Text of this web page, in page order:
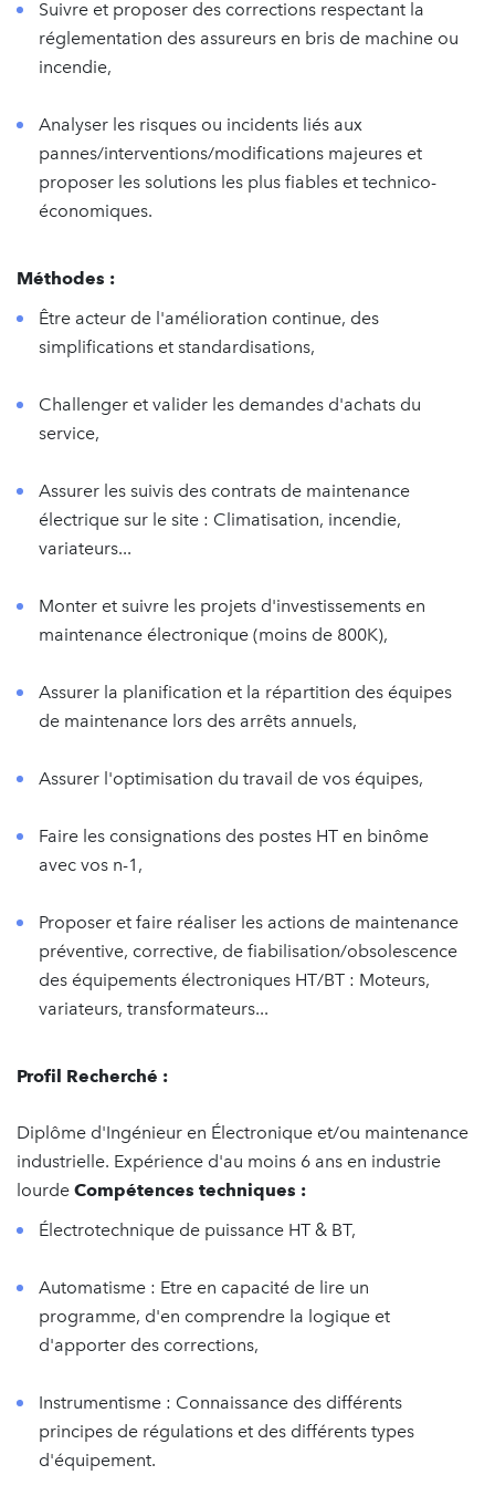
Suivre et proposer des corrections respectant la
réglementation des assureurs en bris de machine ou
incendie,
Analyser les risques ou incidents liés aux
pannes/interventions/modifications majeures et
proposer les solutions les plus fiables et technico-
économiques.
Méthodes :
Être acteur de l'amélioration continue, des
simplifications et standardisations,
Challenger et valider les demandes d'achats du
service,
Assurer les suivis des contrats de maintenance
électrique sur le site : Climatisation, incendie,
variateurs...
Monter et suivre les projets d'investissements en
maintenance électronique (moins de 800K),
Assurer la planification et la répartition des équipes
de maintenance lors des arrêts annuels,
Assurer l'optimisation du travail de vos équipes,
Faire les consignations des postes HT en binôme
avec vos n-1,
Proposer et faire réaliser les actions de maintenance
préventive, corrective, de fiabilisation/obsolescence
des équipements électroniques HT/BT : Moteurs,
variateurs, transformateurs...
Profil Recherché :
Diplôme d'Ingénieur en Électronique et/ou maintenance
industrielle. Expérience d'au moins 6 ans en industrie
lourde Compétences techniques :
Électrotechnique de puissance HT & BT,
Automatisme : Etre en capacité de lire un
programme, d'en comprendre la logique et
d'apporter des corrections,
Instrumentisme : Connaissance des différents
principes de régulations et des différents types
d'équipement.